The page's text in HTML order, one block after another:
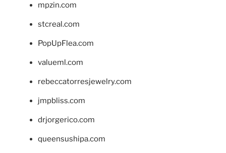
mpzin.com
stcreal.com
PopUpFlea.com
valueml.com
rebeccatorresjewelry.com
jmpbliss.com
drjorgerico.com
queensushipa.com